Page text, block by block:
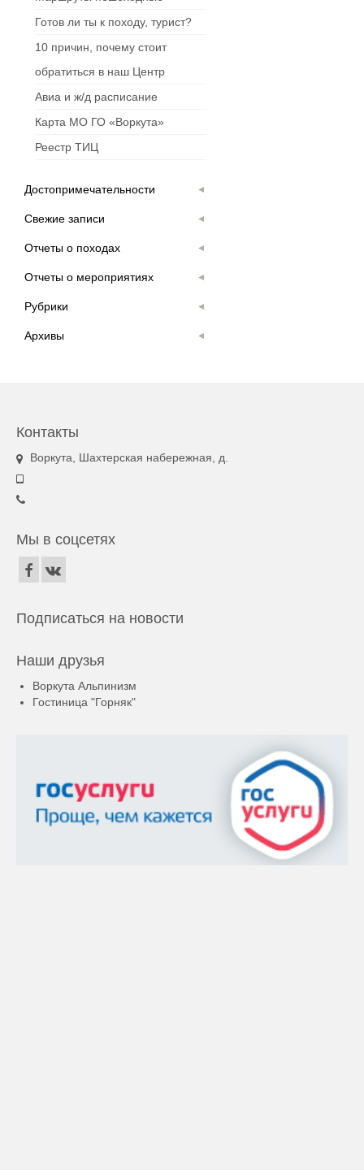
Готов ли ты к походу, турист?
10 причин, почему стоит
обратиться в наш Центр
Авиа и ж/д расписание
Карта МО ГО «Воркута»
Реестр ТИЦ
Достопримечательности
Свежие записи
Отчеты о походах
Отчеты о мероприятиях
Рубрики
Архивы
Контакты
Воркута, Шахтерская набережная, д.
Мы в соцсетях
Подписаться на новости
Наши друзья
Воркута Альпинизм
Гостиница "Горняк"